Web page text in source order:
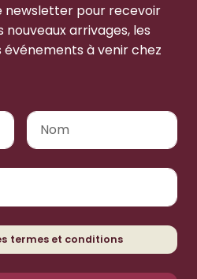
newsletter pour recevoir
nouveaux arrivages, les
à venir chez
termes et conditions